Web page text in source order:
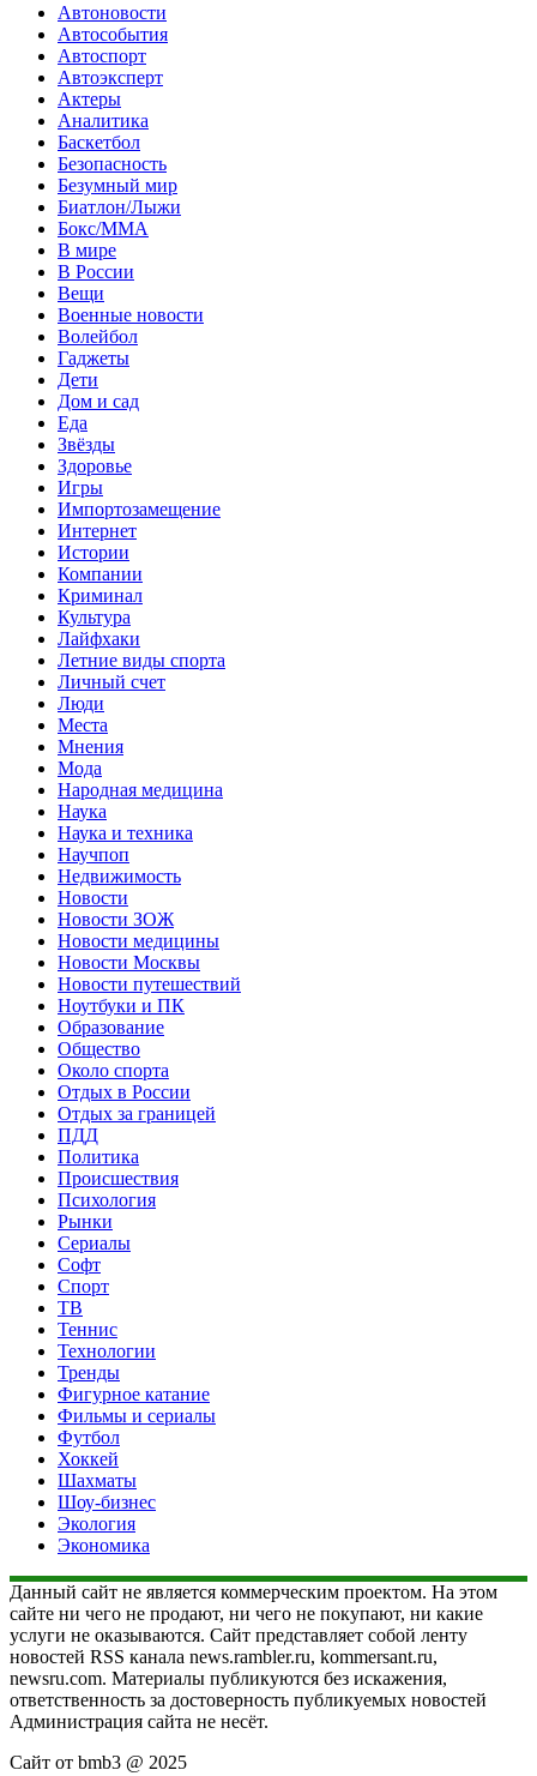
Автоновости
Автособытия
Автоспорт
Автоэксперт
Актеры
Аналитика
Баскетбол
Безопасность
Безумный мир
Биатлон/Лыжи
Бокс/MMA
В мире
В России
Вещи
Военные новости
Волейбол
Гаджеты
Дети
Дом и сад
Еда
Звёзды
Здоровье
Игры
Импортозамещение
Интернет
Истории
Компании
Криминал
Культура
Лайфхаки
Летние виды спорта
Личный счет
Люди
Места
Мнения
Мода
Народная медицина
Наука
Наука и техника
Научпоп
Недвижимость
Новости
Новости ЗОЖ
Новости медицины
Новости Москвы
Новости путешествий
Ноутбуки и ПК
Образование
Общество
Около спорта
Отдых в России
Отдых за границей
ПДД
Политика
Происшествия
Психология
Рынки
Сериалы
Софт
Спорт
ТВ
Теннис
Технологии
Тренды
Фигурное катание
Фильмы и сериалы
Футбол
Хоккей
Шахматы
Шоу-бизнес
Экология
Экономика
Данный сайт не является коммерческим проектом. На этом
сайте ни чего не продают, ни чего не покупают, ни какие
услуги не оказываются. Сайт представляет собой ленту
новостей RSS канала news.rambler.ru, kommersant.ru,
newsru.com. Материалы публикуются без искажения,
ответственность за достоверность публикуемых новостей
Администрация сайта не несёт.
Сайт от bmb3 @ 2025